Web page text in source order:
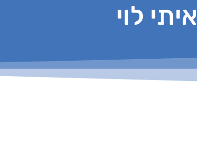
איתי לוי